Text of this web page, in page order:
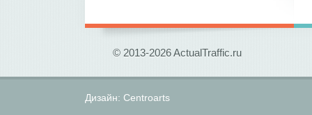
© 2013-2026 ActualTraffic.ru
Дизайн: Centroarts